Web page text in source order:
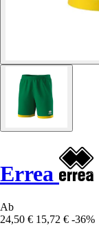
Errea
Ab
24,50 € 15,72 € -36%